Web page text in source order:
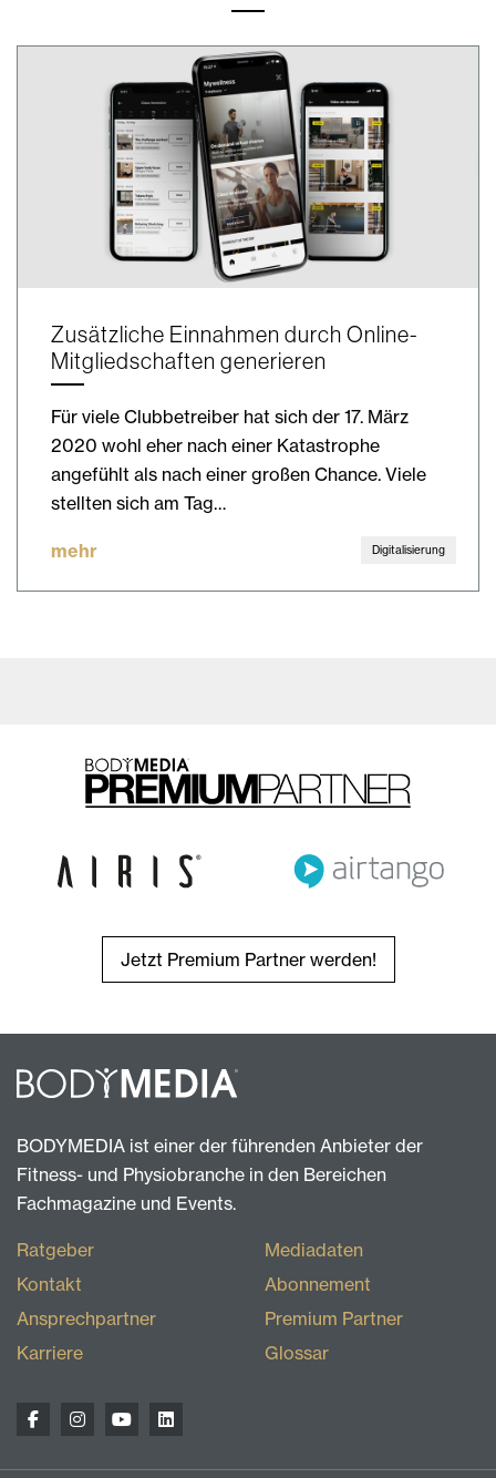
Zusätzliche Einnahmen durch Online-
Mitgliedschaften generieren
Für viele Clubbetreiber hat sich der 17. März
2020 wohl eher nach einer Katastrophe
angefühlt als nach einer großen Chance. Viele
stellten sich am Tag…
mehr Digitalisierung
Jetzt Premium Partner werden!
BODYMEDIA ist einer der führenden Anbieter der
Fitness- und Physiobranche in den Bereichen
Fachmagazine und Events.
Ratgeber
Kontakt
Ansprechpartner
Karriere
Mediadaten
Abonnement
Premium Partner
Glossar